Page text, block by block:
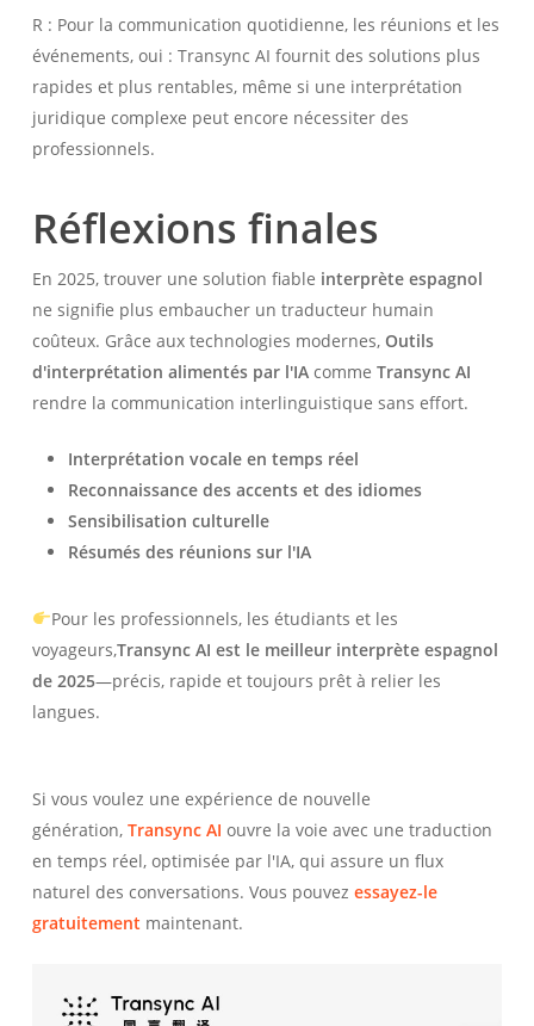
R : Pour la communication quotidienne, les réunions et les
événements, oui : Transync AI fournit des solutions plus
rapides et plus rentables, même si une interprétation
juridique complexe peut encore nécessiter des
professionnels.
Réflexions finales
En 2025, trouver une solution fiable interprète espagnol
ne signifie plus embaucher un traducteur humain
coûteux. Grâce aux technologies modernes, Outils
d'interprétation alimentés par l'IAcomme Transync AI
rendre la communication interlinguistique sans effort.
Interprétation vocale en temps réel
Reconnaissance des accents et des idiomes
Sensibilisation culturelle
Résumés des réunions sur l'IA
Pour les professionnels, les étudiants et les
voyageurs,Transync AI est le meilleur interprète espagnol
de 2025—précis, rapide et toujours prêt à relier les
langues.
Si vous voulez une expérience de nouvelle
génération, Transync AI ouvre la voie avec une traduction
en temps réel, optimisée par l'IA, qui assure un flux
naturel des conversations. Vous pouvez essayez-le
gratuitementmaintenant.